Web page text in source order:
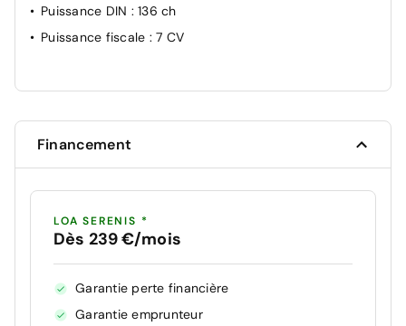
Puissance DIN : 136 ch
Puissance fiscale : 7 CV
Financement
LOA SERENIS *
Dès 239 €/mois
Garantie perte financière
Garantie emprunteur